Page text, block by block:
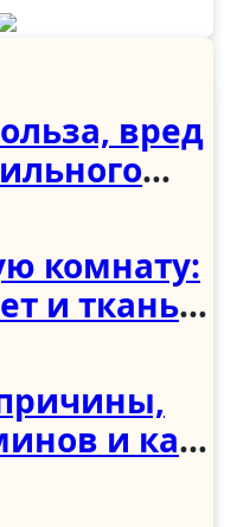
вред
комнату:
и ткань
и как